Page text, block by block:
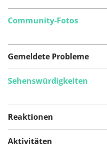
Community-Fotos
Gemeldete Probleme
Auf Karte anzeigen
Sehenswürdigkeiten
Reaktionen
Aktivitäten